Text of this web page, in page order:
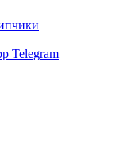
Telegram